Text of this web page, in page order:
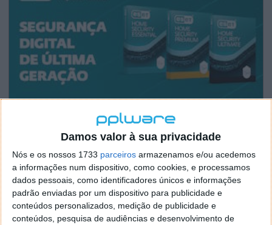
Damos valor à sua privacidade
Nós e os nossos 1733 parceiros armazenamos e/ou acedemos
a informações num dispositivo, como cookies, e processamos
dados pessoais, como identificadores únicos e informações
padrão enviadas por um dispositivo para publicidade e
conteúdos personalizados, medição de publicidade e
conteúdos, pesquisa de audiências e desenvolvimento de